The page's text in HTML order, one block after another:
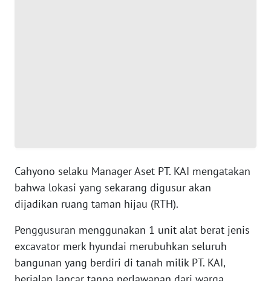
Cahyono selaku Manager Aset PT. KAI mengatakan
bahwa lokasi yang sekarang digusur akan
dijadikan ruang taman hijau (RTH).
Penggusuran menggunakan 1 unit alat berat jenis
excavator merk hyundai merubuhkan seluruh
bangunan yang berdiri di tanah milik PT. KAI,
WN
PAPUA
BARAT
WN